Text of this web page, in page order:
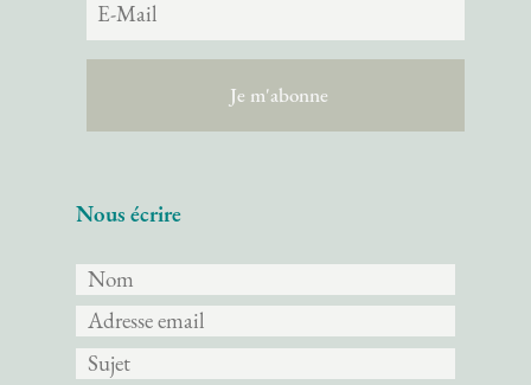
Nous écrire